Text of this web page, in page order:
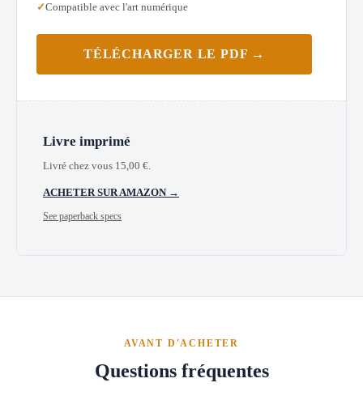
Compatible avec l'art numérique
TÉLÉCHARGER LE PDF →
Livre imprimé
Livré chez vous 15,00 €.
ACHETER SUR AMAZON →
See paperback specs
AVANT D'ACHETER
Questions fréquentes